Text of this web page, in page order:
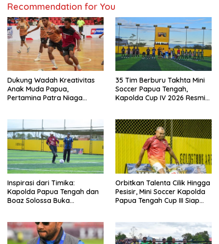
Recommendation for You
Dukung Wadah Kreativitas
Anak Muda Papua,
Pertamina Patra Niaga
Competition 2026
35 Tim Berburu Takhta Mini
Soccer Papua Tengah,
Kapolda Cup IV 2026 Resmi
Inspirasi dari Timika:
Kapolda Papua Tengah dan
Boaz Solossa Buka
Bola
Orbitkan Talenta Cilik Hingga
Pesisir, Mini Soccer Kapolda
Papua Tengah Cup III Siap